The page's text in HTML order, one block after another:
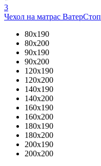
3
Чехол на матрас ВатерСтоп
80x190
80x200
90x190
90x200
120x190
120x200
140x190
140x200
160x190
160x200
180x190
180x200
200x190
200x200